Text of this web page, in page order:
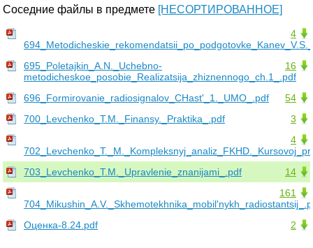
Соседние файлы в предмете [НЕСОРТИРОВАННОЕ]
4
16
695_Poletajkin_A.N._Uchebno-
metodicheskoe_posobie_Realizatsija_zhiznennogo_ch.1_.pdf
54
696_Formirovanie_radiosignalov_CHast'_1._UMO_.pdf
3
700_Levchenko_T.M._Finansy._Praktika_.pdf
4
14
703_Levchenko_T.M._Upravlenie_znanijami_.pdf
161
2
Оценка-8.24.pdf